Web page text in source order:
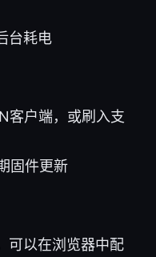
台耗电
客户端，或刷入支
固件更新
可以在浏览器中配